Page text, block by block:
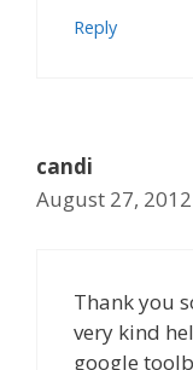
Reply
candi
August 27,
Thank you
very kind
google